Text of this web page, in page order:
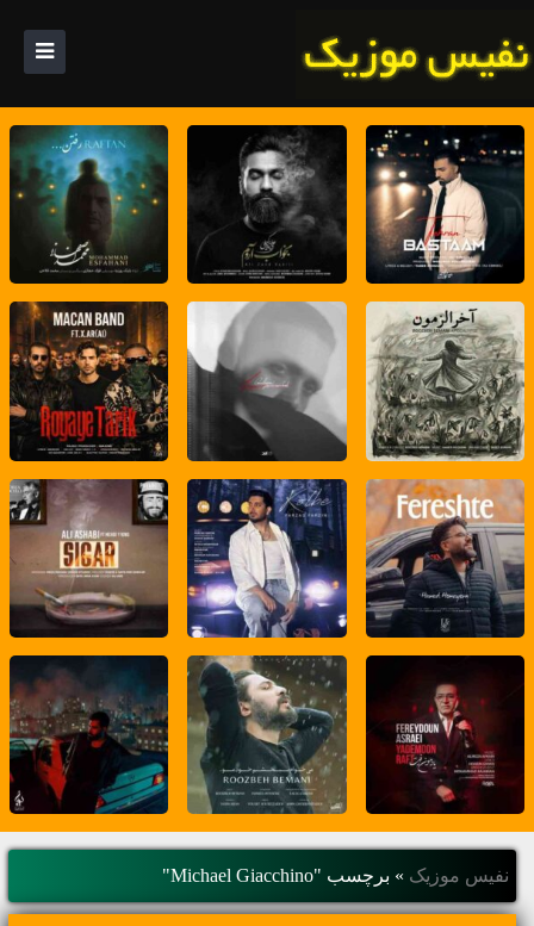
نفیس موزیک » برچسب "Michael Giacchino"